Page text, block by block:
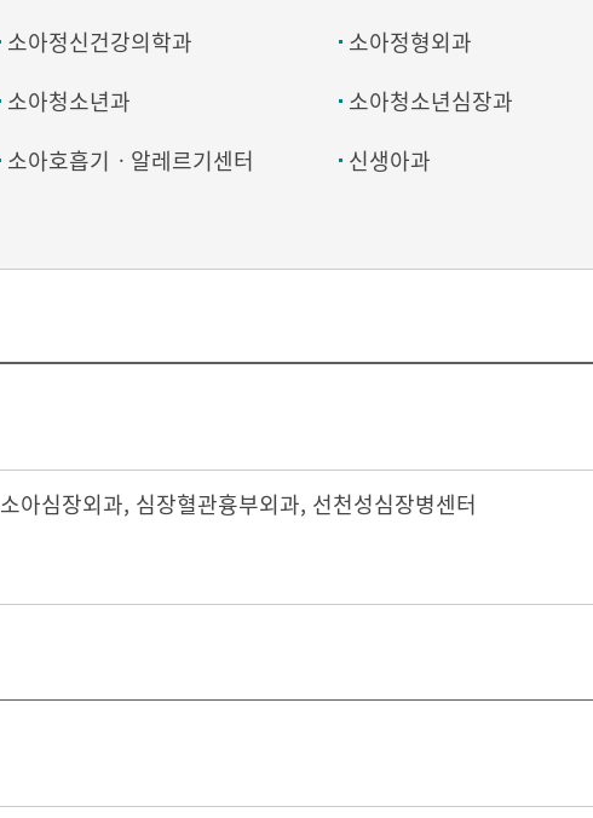
소아정신건강의학과 소아정형외과
소아청소년과 소아청소년심장과
소아호흡기ㆍ알레르기센터 신생아과
소아심장외과, 심장혈관흉부외과, 선천성심장병센터